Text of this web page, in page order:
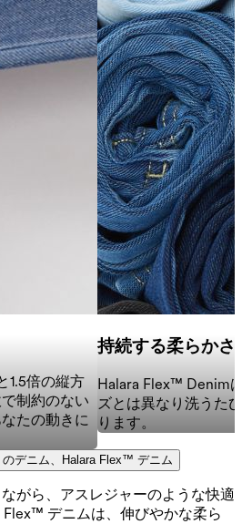
1.5倍の縦方
制約のない
たの動きに
持続する柔らかさ
Halara Flex™ Denim
ズとは異なり洗うた
ります。
デニム、Halara Flex™ デニム
がら、アスレジャーのような快適
デニムは、伸びやかな柔ら